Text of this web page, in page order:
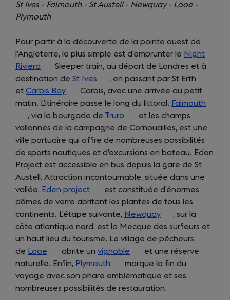
St Ives - Falmouth - St Austell - Newquay - Looe -
Plymouth
Pour partir à la découverte de la pointe ouest de
l’Angleterre, le plus simple est d’emprunter le Night
Riviera (opens
in
a
new
tab)
Sleeper train, au départ de Londres et à
destination de St Ives (opens
in
a
new
tab)
, en passant par St Erth
et Carbis Bay (opens
in
a
new
tab)
Carbis, avec une arrivée au petit
matin. L’itinéraire passe le long du littoral. Falmouth
a
tab)
, via la bourgade de Truro (opens
in
a
new
tab)
et les champs
vallonnés de la campagne de Cornouailles, est une
ville portuaire qui offre de nombreuses possibilités
de sports nautiques et d’excursions en bateau. Eden
Project est accessible en bus depuis la gare de St
Austell. Attraction incontournable, située dans une
vallée, Eden project (opens
in
a
new
tab)
est constituée d’énormes
dômes de verre abritant les plantes de tous les
continents. L’étape suivante, Newquay (opens
in
a
new
tab)
, sur la
côte atlantique nord, est la Mecque des surfeurs et
un haut lieu du tourisme. Le village de pêcheurs
de Looe (opens
in
a
new
abrite un vignoble (opens
in
a
new
et une réserve
naturelle. Enfin, Plymouth (opens
in
a
marque la fin du
voyage avec son phare emblématique et ses
nombreuses possibilités de restauration.